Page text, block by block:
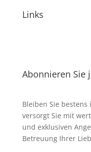
Links
Abonnieren Sie
Bleiben Sie
versorgt Sie mit
und exklusiven
Betreuung Ihrer